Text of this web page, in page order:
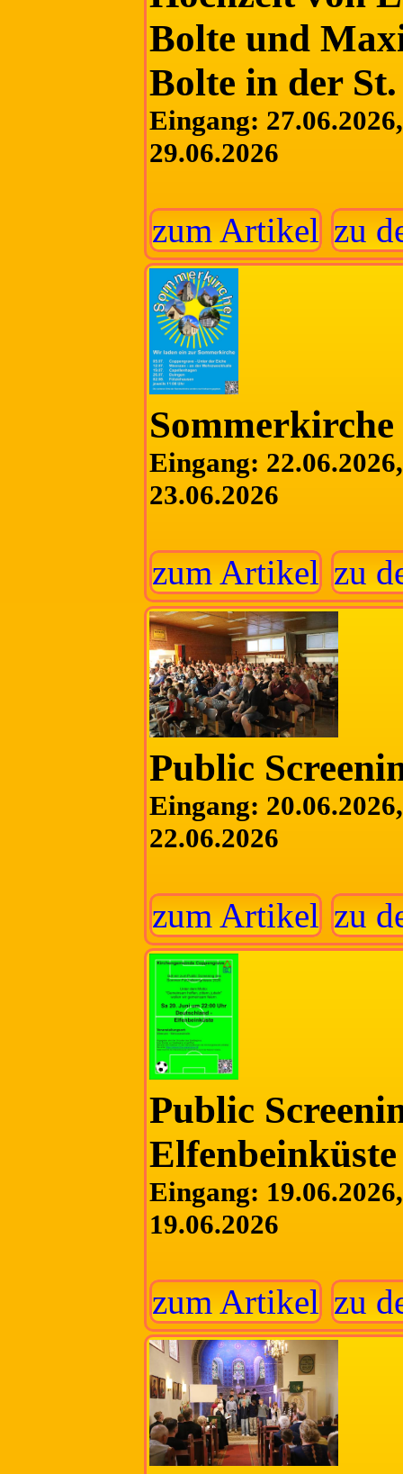
Bolte und
Bolte in der
Eingang:
29.06.2026
zum Artikel zu
Sommerkirche
Eingang:
23.06.2026
zum Artikel zu
Public
Eingang:
22.06.2026
zum Artikel zu
Public
Elfenbeinküste
Eingang:
19.06.2026
zum Artikel zu